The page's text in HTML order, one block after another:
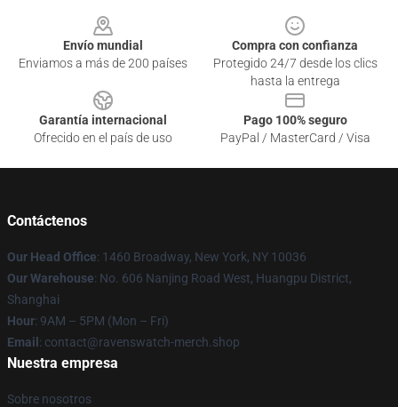
Envío mundial
Enviamos a más de 200 países
Compra con confianza
Protegido 24/7 desde los clics
hasta la entrega
Garantía internacional
Ofrecido en el país de uso
Pago 100% seguro
PayPal / MasterCard / Visa
Contáctenos
Our Head Office: 1460 Broadway, New York, NY 10036
Our Warehouse: No. 606 Nanjing Road West, Huangpu District,
Shanghai
Hour: 9AM – 5PM (Mon – Fri)
Email : contact@ravenswatch-merch.shop
Nuestra empresa
Sobre nosotros